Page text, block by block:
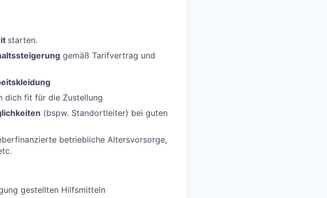
starten.
gemäß Tarifvertrag und
dich fit für die Zustellung
(bspw. Standortleiter) bei guten
betriebliche Altersvorsorge,
gestellten Hilfsmitteln